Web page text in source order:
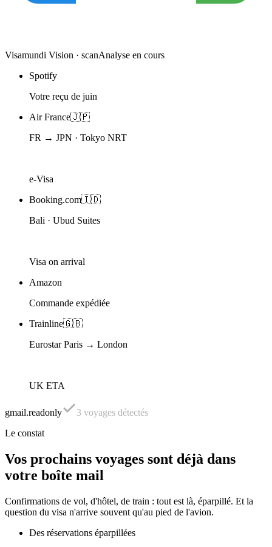
Visamundi Vision · scanAnalyse en cours
Spotify
Votre reçu de juin
Air France🇯🇵
FR → JPN · Tokyo NRT
e-Visa
Booking.com🇮🇩
Bali · Ubud Suites
Visa on arrival
Amazon
Commande expédiée
Trainline🇬🇧
Eurostar Paris → London
UK ETA
gmail.readonly 3 voyages détectés
Le constat
Vos prochains voyages sont déjà dans
votre boîte mail
Confirmations de vol, d'hôtel, de train : tout est là, éparpillé. Et la
question du visa n'arrive souvent qu'au pied de l'avion.
Des réservations éparpillées